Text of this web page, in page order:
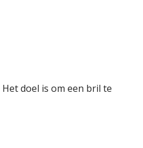
doel is om een bril te